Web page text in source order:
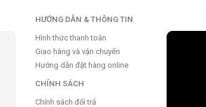
HƯỚNG DẪN & THÔNG TIN
Hình thức thanh toán
Giao hàng và vận chuyển
Hướng dẫn đặt hàng online
CHÍNH SÁCH
Chính sách đổi trả